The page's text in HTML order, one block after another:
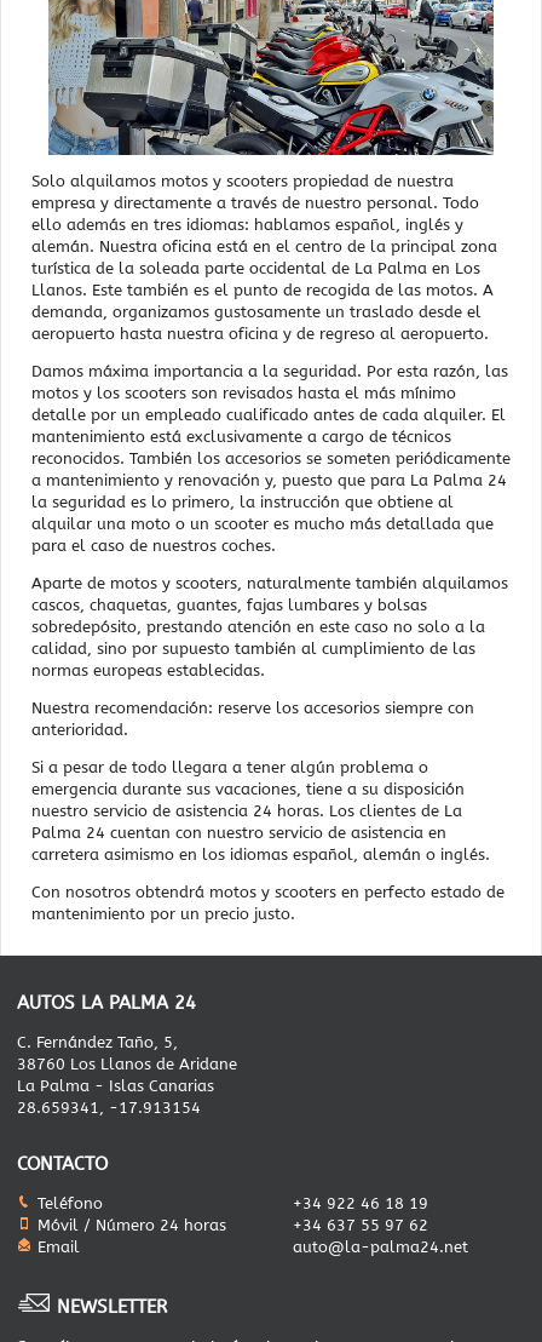
Solo alquilamos motos y scooters propiedad de nuestra
empresa y directamente a través de nuestro personal. Todo
ello además en tres idiomas: hablamos español, inglés y
alemán. Nuestra oficina está en el centro de la principal zona
turística de la soleada parte occidental de La Palma en Los
Llanos. Este también es el punto de recogida de las motos. A
demanda, organizamos gustosamente un traslado desde el
aeropuerto hasta nuestra oficina y de regreso al aeropuerto.
Damos máxima importancia a la seguridad. Por esta razón, las
motos y los scooters son revisados hasta el más mínimo
detalle por un empleado cualificado antes de cada alquiler. El
mantenimiento está exclusivamente a cargo de técnicos
reconocidos. También los accesorios se someten periódicamente
a mantenimiento y renovación y, puesto que para La Palma 24
la seguridad es lo primero, la instrucción que obtiene al
alquilar una moto o un scooter es mucho más detallada que
para el caso de nuestros coches.
Aparte de motos y scooters, naturalmente también alquilamos
cascos, chaquetas, guantes, fajas lumbares y bolsas
sobredepósito, prestando atención en este caso no solo a la
calidad, sino por supuesto también al cumplimiento de las
normas europeas establecidas.
Nuestra recomendación: reserve los accesorios siempre con
anterioridad.
Si a pesar de todo llegara a tener algún problema o
emergencia durante sus vacaciones, tiene a su disposición
nuestro servicio de asistencia 24 horas. Los clientes de La
Palma 24 cuentan con nuestro servicio de asistencia en
carretera asimismo en los idiomas español, alemán o inglés.
Con nosotros obtendrá motos y scooters en perfecto estado de
mantenimiento por un precio justo.
AUTOS LA PALMA 24
C. Fernández Taño, 5,
38760 Los Llanos de Aridane
La Palma - Islas Canarias
28.659341, -17.913154
CONTACTO
Teléfono
+34 922 46 18 19
Móvil / Número 24 horas
+34 637 55 97 62
Email
auto@la-palma24.net
NEWSLETTER